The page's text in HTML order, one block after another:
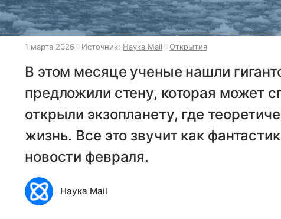
1 марта 2026 Источник: Наука Mail Открытия
В этом месяце ученые нашли
предложили стену, которая может
открыли экзопланету, где
жизнь. Все это звучит как
новости февраля.
Наука Mail